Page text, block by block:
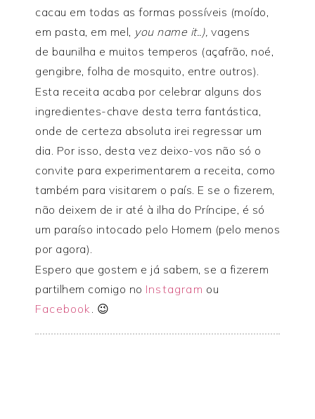
cacau em todas as formas possíveis (moído,
em pasta, em mel, you name it..), vagens
de baunilha e muitos temperos (açafrão, noé,
gengibre, folha de mosquito, entre outros).
Esta receita acaba por celebrar alguns dos
ingredientes-chave desta terra fantástica,
onde de certeza absoluta irei regressar um
dia. Por isso, desta vez deixo-vos não só o
convite para experimentarem a receita, como
também para visitarem o país. E se o fizerem,
não deixem de ir até à ilha do Príncipe, é só
um paraíso intocado pelo Homem (pelo menos
por agora).
Espero que gostem e já sabem, se a fizerem
partilhem comigo no Instagram ou
Facebook . 😉